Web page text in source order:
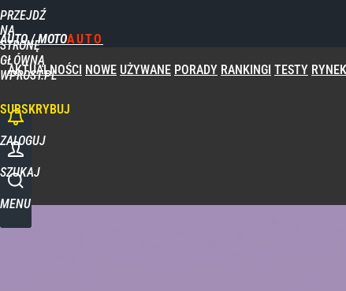
PRZEJDŹ
NA
STRONĘ
GŁÓWNĄ
WPROST.PL
AUTO / MOTO
AKTUALNOŚCI NOWE UŻYWANE PORADY RANKINGI TESTY RYNEK
SUBSKRYBUJ
ZALOGUJ
SZUKAJ
MENU